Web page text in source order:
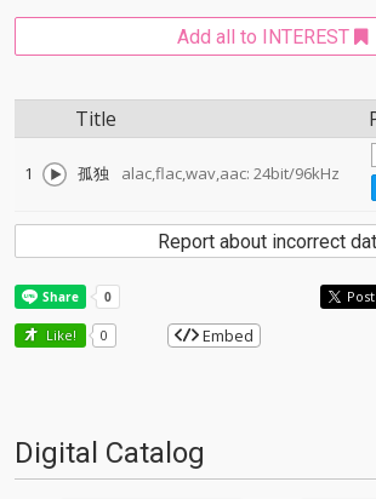
Add all to INTEREST
Title
1 孤独 alac,flac,wav,aac: 24bit/96kHz
Report about incorrect
Post
Like! 0 Embed
Digital Catalog